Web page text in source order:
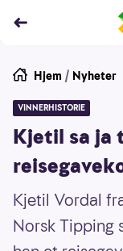
Hjem / Nyheter
VINNERHISTORIE
Kjetil sa ja
Kjetil Vordal
Norsk Tipping